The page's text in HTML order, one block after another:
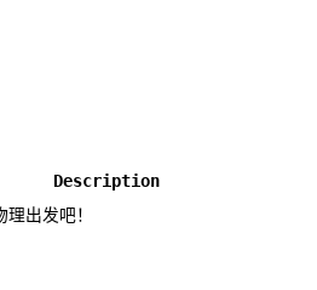
Description
出发吧！